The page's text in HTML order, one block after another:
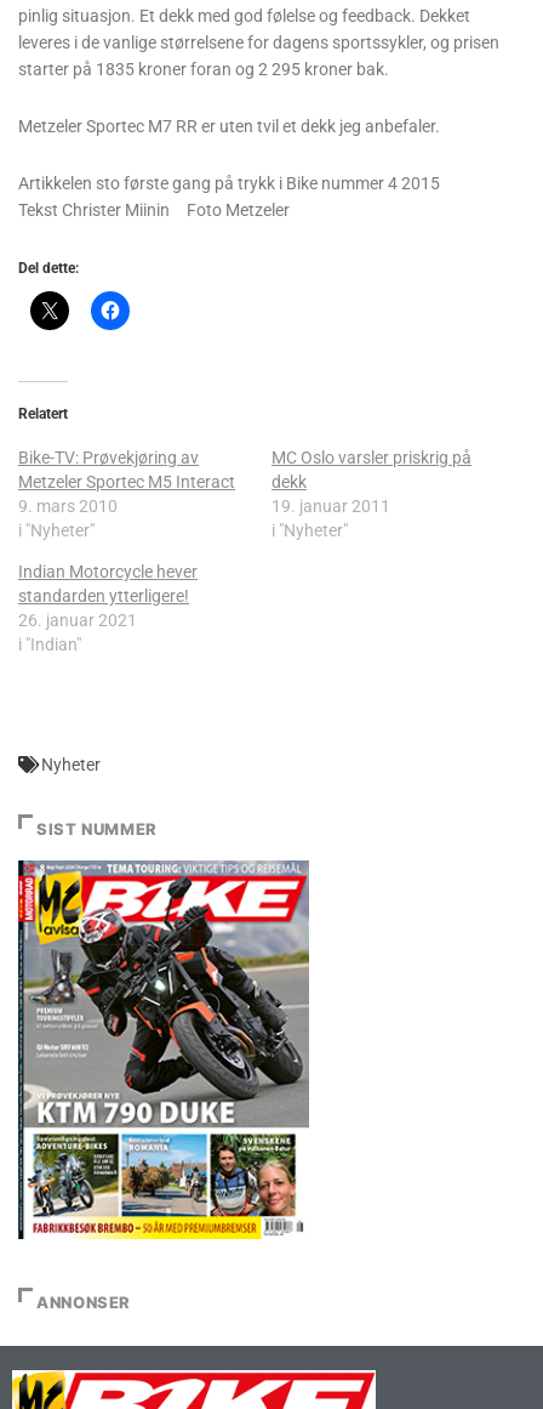
pinlig situasjon. Et dekk med god følelse og feedback. Dekket
leveres i de vanlige størrelsene for dagens sportssykler, og prisen
starter på 1835 kroner foran og 2 295 kroner bak.
Metzeler Sportec M7 RR er uten tvil et dekk jeg anbefaler.
Artikkelen sto første gang på trykk i Bike nummer 4 2015
Tekst Christer Miinin Foto Metzeler
Del dette:
Relatert
Bike-TV: Prøvekjøring av
Metzeler Sportec M5 Interact
9. mars 2010
i "Nyheter"
MC Oslo varsler priskrig på
dekk
19. januar 2011
i "Nyheter"
Indian Motorcycle hever
standarden ytterligere!
26. januar 2021
i "Indian"
Nyheter
SIST NUMMER
ANNONSER